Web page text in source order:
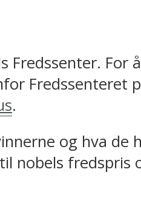
Fredssenter. For
Fredssenteret
.
og hva de
nobels fredspris